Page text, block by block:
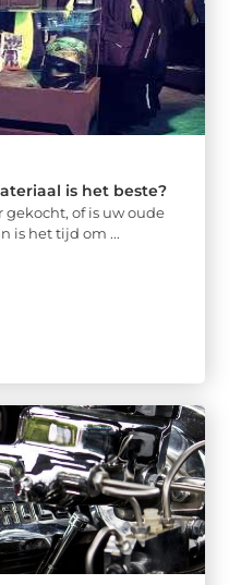
is het beste?
of is uw oude
is het tijd om ...